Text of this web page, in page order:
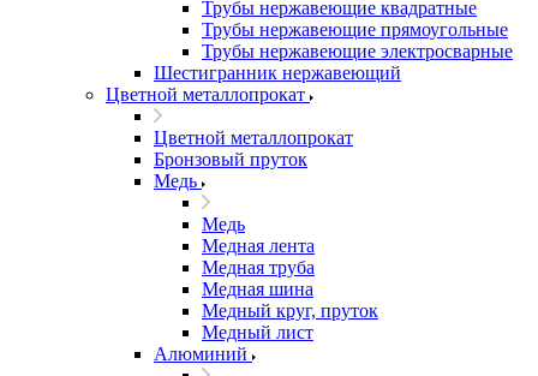
Трубы нержавеющие квадратные
Трубы нержавеющие прямоугольные
Трубы нержавеющие электросварные
Шестигранник нержавеющий
Цветной металлопрокат
Цветной металлопрокат
Бронзовый пруток
Медь
Медь
Медная лента
Медная труба
Медная шина
Медный круг, пруток
Медный лист
Алюминий